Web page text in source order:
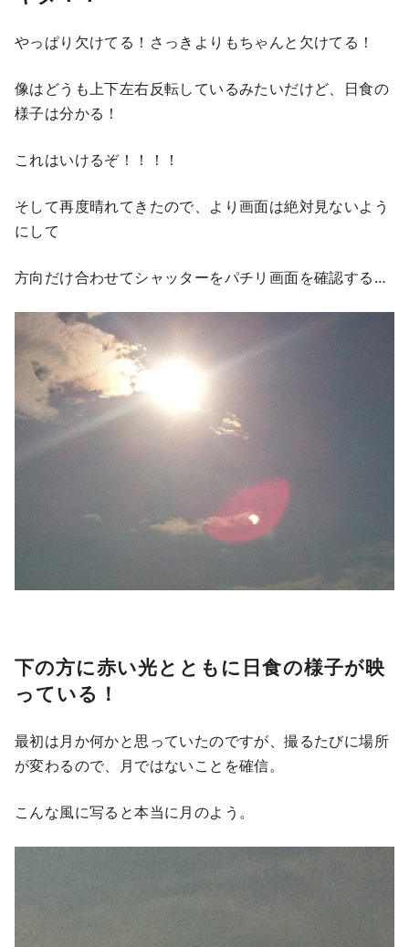
やっぱり欠けてる！さっきよりもちゃんと欠けてる！
像はどうも上下左右反転しているみたいだけど、日食の
様子は分かる！
これはいけるぞ！！！！
そして再度晴れてきたので、より画面は絶対見ないよう
にして
方向だけ合わせてシャッターをパチリ画面を確認する…
下の方に赤い光とともに日食の様子が映
っている！
最初は月か何かと思っていたのですが、撮るたびに場所
が変わるので、月ではないことを確信。
こんな風に写ると本当に月のよう。